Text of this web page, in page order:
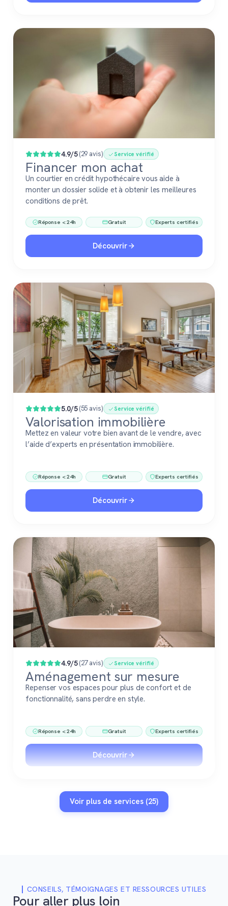
4.9/5(29 avis) Service vérifié
Financer mon achat
Un courtier en crédit hypothécaire vous aide à
monter un dossier solide et à obtenir les meilleures
conditions de prêt.
Réponse < 24h Gratuit Experts certifiés
Découvrir
5.0/5(55 avis) Service vérifié
Valorisation immobilière
Mettez en valeur votre bien avant de le vendre, avec
l’aide d’experts en présentation immobilière.
Réponse < 24h Gratuit Experts certifiés
Découvrir
4.9/5(27 avis) Service vérifié
Aménagement sur mesure
Repenser vos espaces pour plus de confort et de
fonctionnalité, sans perdre en style.
Réponse < 24h Gratuit Experts certifiés
Découvrir
Voir plus de services (25)
CONSEILS, TÉMOIGNAGES ET RESSOURCES UTILES
Pour aller plus loin